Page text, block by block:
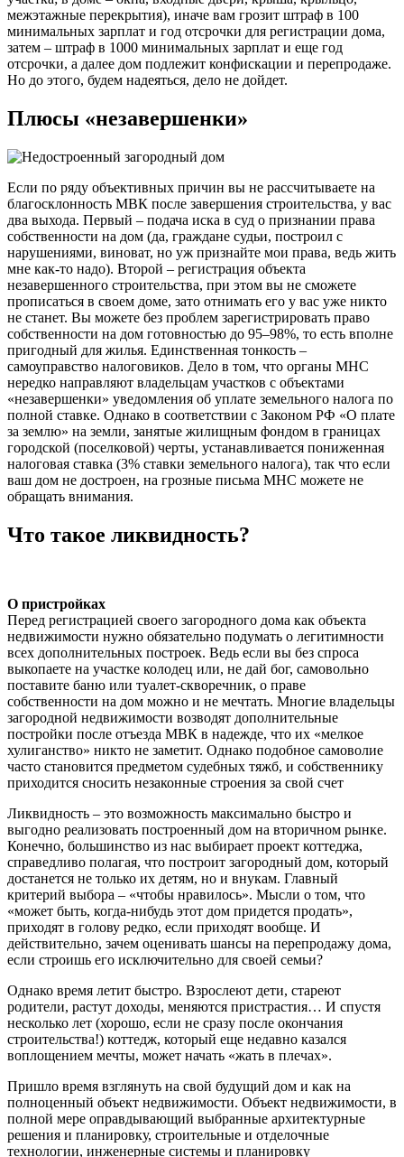
межэтажные перекрытия), иначе вам грозит штраф в 100
минимальных зарплат и год отсрочки для регистрации дома,
затем – штраф в 1000 минимальных зарплат и еще год
отсрочки, а далее дом подлежит конфискации и перепродаже.
Но до этого, будем надеяться, дело не дойдет.
Плюсы «незавершенки»
Если по ряду объективных причин вы не рассчитываете на
благосклонность МВК после завершения строительства, у вас
два выхода. Первый – подача иска в суд о признании права
собственности на дом (да, граждане судьи, построил с
нарушениями, виноват, но уж признайте мои права, ведь жить
мне как-то надо). Второй – регистрация объекта
незавершенного строительства, при этом вы не сможете
прописаться в своем доме, зато отнимать его у вас уже никто
не станет. Вы можете без проблем зарегистрировать право
собственности на дом готовностью до 95–98%, то есть вполне
пригодный для жилья. Единственная тонкость –
самоуправство налоговиков. Дело в том, что органы МНС
нередко направляют владельцам участков с объектами
«незавершенки» уведомления об уплате земельного налога по
полной ставке. Однако в соответствии с Законом РФ «О плате
за землю» на земли, занятые жилищным фондом в границах
городской (поселковой) черты, устанавливается пониженная
налоговая ставка (3% ставки земельного налога), так что если
ваш дом не достроен, на грозные письма МНС можете не
обращать внимания.
Что такое ликвидность?
О пристройках
Перед регистрацией своего загородного дома как объекта
недвижимости нужно обязательно подумать о легитимности
всех дополнительных построек. Ведь если вы без спроса
выкопаете на участке колодец или, не дай бог, самовольно
поставите баню или туалет-скворечник, о праве
собственности на дом можно и не мечтать. Многие владельцы
загородной недвижимости возводят дополнительные
постройки после отъезда МВК в надежде, что их «мелкое
хулиганство» никто не заметит. Однако подобное самоволие
часто становится предметом судебных тяжб, и собственнику
приходится сносить незаконные строения за свой счет
Ликвидность – это возможность максимально быстро и
выгодно реализовать построенный дом на вторичном рынке.
Конечно, большинство из нас выбирает проект коттеджа,
справедливо полагая, что построит загородный дом, который
достанется не только их детям, но и внукам. Главный
критерий выбора – «чтобы нравилось». Мысли о том, что
«может быть, когда-нибудь этот дом придется продать»,
приходят в голову редко, если приходят вообще. И
действительно, зачем оценивать шансы на перепродажу дома,
если строишь его исключительно для своей семьи?
Однако время летит быстро. Взрослеют дети, стареют
родители, растут доходы, меняются пристрастия… И спустя
несколько лет (хорошо, если не сразу после окончания
строительства!) коттедж, который еще недавно казался
воплощением мечты, может начать «жать в плечах».
Пришло время взглянуть на свой будущий дом и как на
полноценный объект недвижимости. Объект недвижимости, в
полной мере оправдывающий выбранные архитектурные
решения и планировку, строительные и отделочные
технологии, инженерные системы и планировку